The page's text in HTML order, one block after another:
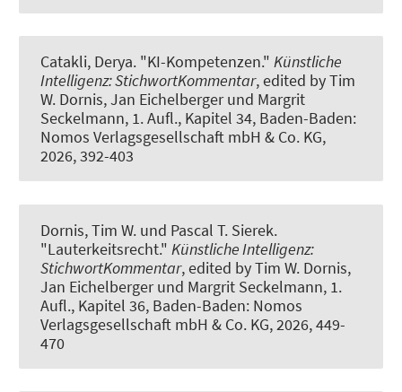
Catakli, Derya. "KI-Kompetenzen." Künstliche
Intelligenz: StichwortKommentar, edited by Tim
W. Dornis, Jan Eichelberger und Margrit
Seckelmann, 1. Aufl., Kapitel 34, Baden-Baden:
Nomos Verlagsgesellschaft mbH & Co. KG,
2026, 392-403
Dornis, Tim W. und Pascal T. Sierek.
"Lauterkeitsrecht." Künstliche Intelligenz:
StichwortKommentar, edited by Tim W. Dornis,
Jan Eichelberger und Margrit Seckelmann, 1.
Aufl., Kapitel 36, Baden-Baden: Nomos
Verlagsgesellschaft mbH & Co. KG, 2026, 449-
470